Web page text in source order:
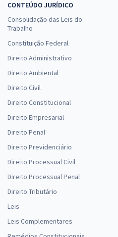
CONTEÚDO JURÍDICO
Consolidação das Leis do
Trabalho
Constituição Federal
Direito Administrativo
Direito Ambiental
Direito Civil
Direito Constitucional
Direito Empresarial
Direito Penal
Direito Previdenciário
Direito Processual Civil
Direito Processual Penal
Direito Tributário
Leis
Leis Complementares